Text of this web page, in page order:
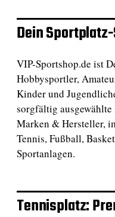
Dein
VIP-Sportshop.de ist
Hobbysportler,
Kinder und
sorgfältig
Marken & Hersteller,
Tennis, Fußball,
Sportanlagen.
Tennisplatz: